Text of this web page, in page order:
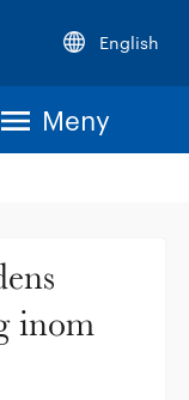
English
Meny
inom